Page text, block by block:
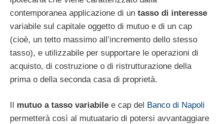
contemporanea applicazione di un tasso di interesse
variabile sul capitale oggetto di mutuo e di un cap
(cioè, un tetto massimo all’incremento dello stesso
tasso), e utilizzabile per supportare le operazioni di
acquisto, di costruzione o di ristrutturazione della
prima o della seconda casa di proprietà.
mutuo a tasso variabile e cap del
Banco di Napoli
permetterà così al mutuatario di potersi avvantaggiare